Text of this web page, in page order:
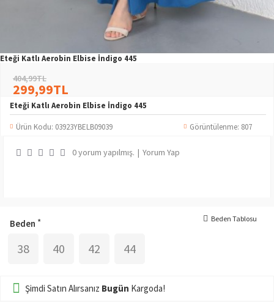
Eteği Katlı Aerobin Elbise İndigo 445
Eteği Katlı Aerobin Elbise İndigo 445
Ürün Kodu: 03923YBELB09039 Görüntülenme: 807
0 yorum yapılmış. | Yorum Yap
299,99TL
404,99TL
Beden
38 40 42 44
Beden Tablosu
Şimdi Satın Alırsanız Bugün Kargoda!